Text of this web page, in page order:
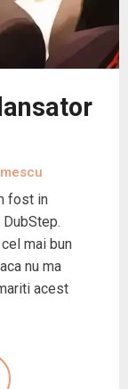
fost in
mai bun
nu ma
acest